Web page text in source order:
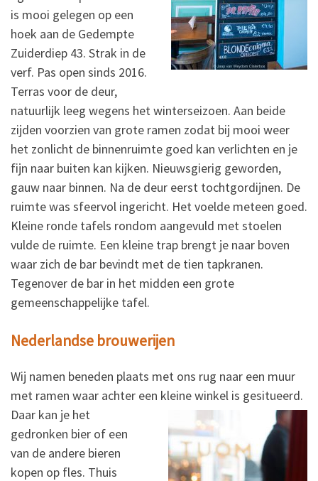
is mooi gelegen op een
hoek aan de Gedempte
Zuiderdiep 43. Strak in de
verf. Pas open sinds 2016.
Terras voor de deur,
natuurlijk leeg wegens het winterseizoen. Aan beide
zijden voorzien van grote ramen zodat bij mooi weer
het zonlicht de binnenruimte goed kan verlichten en je
fijn naar buiten kan kijken. Nieuwsgierig geworden,
gauw naar binnen. Na de deur eerst tochtgordijnen. De
ruimte was sfeervol ingericht. Het voelde meteen goed.
Kleine ronde tafels rondom aangevuld met stoelen
vulde de ruimte. Een kleine trap brengt je naar boven
waar zich de bar bevindt met de tien tapkranen.
Tegenover de bar in het midden een grote
gemeenschappelijke tafel.
Nederlandse brouwerijen
Wij namen beneden plaats met ons rug naar een muur
met ramen waar achter een kleine winkel is gesitueerd.
Daar kan je het
gedronken bier of een
van de andere bieren
kopen op fles. Thuis